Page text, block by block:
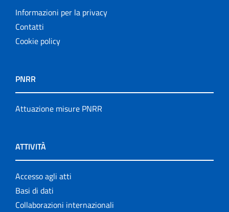
Informazioni per la privacy
Contatti
Cookie policy
PNRR
Attuazione misure PNRR
ATTIVITÀ
Accesso agli atti
Basi di dati
Collaborazioni internazionali